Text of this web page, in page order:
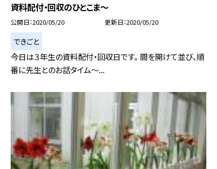
資料配付・回収のひとこま〜
公開日 2020/05/20 更新日 2020/05/20
できごと
今日は３年生の資料配付・回収日です。 間を開けて並び、順
番に先生とのお話タイム〜...